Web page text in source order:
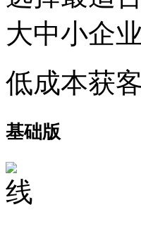
大中小企业
低成本获客
基础版